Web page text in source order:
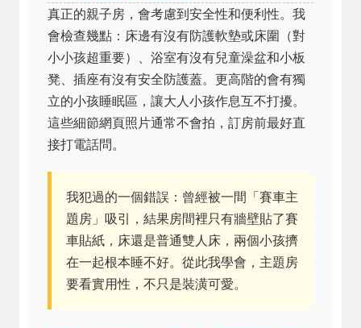
真正的親子房，會考慮到安全性和便利性。我
會檢查幾點：床邊有沒有防護軟墊或床圍（對
小小孩超重要）、浴室有沒有兒童澡盆和小板
凳、插座有沒有安全防護蓋。更高階的會有獨
立的小孩睡眠區，讓大人小孩作息互不打擾。
這些細節網頁照片通常不會拍，訂房前最好直
接打電話問。
我犯過的一個錯誤：曾經被一間「賽車主
題房」吸引，結果房間裡只有牆壁貼了賽
車貼紙，床還是普通雙人床，兩個小孩擠
在一起根本睡不好。從此我學會，主題房
要看實用性，不只是裝潢可愛。